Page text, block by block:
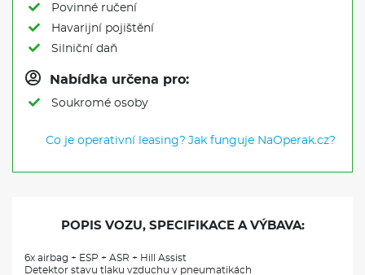
Povinné ručení
Havarijní pojištění
Silniční daň
Nabídka určena pro:
Soukromé osoby
Co je operativní leasing? Jak funguje NaOperak.cz?
POPIS VOZU, SPECIFIKACE A VÝBAVA:
6x airbag + ESP + ASR + Hill Assist
Detektor stavu tlaku vzduchu v pneumatikách